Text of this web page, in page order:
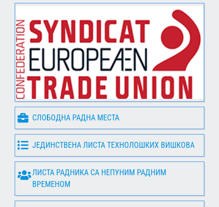
СЛОБОДНА РАДНА МЕСТА
ЈЕДИНСТВЕНА ЛИСТА ТЕХНОЛОШКИХ ВИШКОВА
ЛИСТА РАДНИКА СА НЕПУНИМ РАДНИМ
ВРЕМЕНОМ